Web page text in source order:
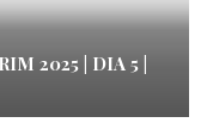
2025 | DIA 5 |